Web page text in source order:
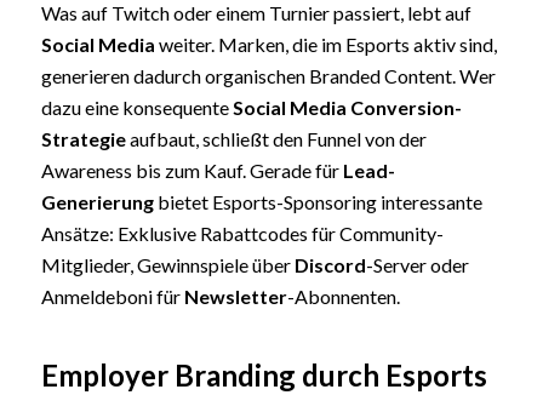
Was auf Twitch oder einem Turnier passiert, lebt auf
Social Media weiter. Marken, die im Esports aktiv sind,
generieren dadurch organischen Branded Content. Wer
dazu eine konsequenteSocial Media Conversion-
Strategieaufbaut, schließt den Funnel von der
Awareness bis zum Kauf. Gerade für Lead-
Generierungbietet Esports-Sponsoring interessante
Ansätze: Exklusive Rabattcodes für Community-
Mitglieder, Gewinnspiele über Discord-Server oder
Anmeldeboni für Newsletter-Abonnenten.
Employer Branding durch Esports